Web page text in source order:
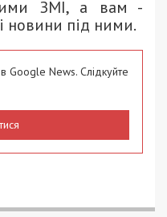
ЗМІ, а вам -
новини під ними.
Google News. Слідкуйте